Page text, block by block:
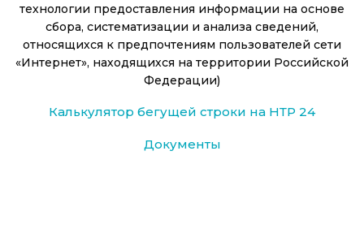
технологии предоставления информации на основе
сбора, систематизации и анализа сведений,
относящихся к предпочтениям пользователей сети
«Интернет», находящихся на территории Российской
Федерации)
Калькулятор бегущей строки на НТР 24
Документы